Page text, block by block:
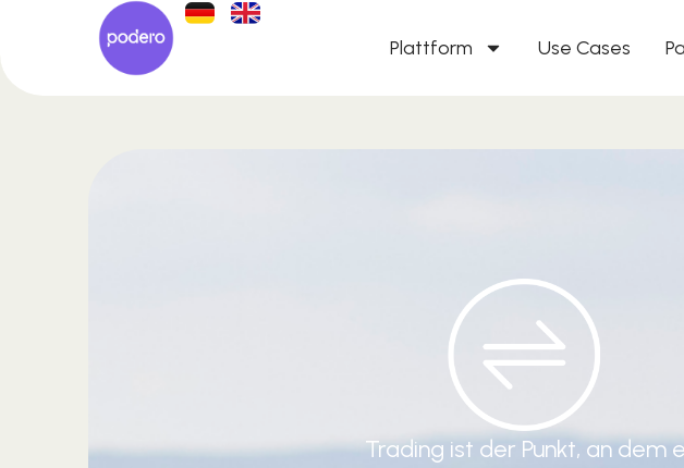
Plattform Use Cases
Trading ist der Punkt, an dem